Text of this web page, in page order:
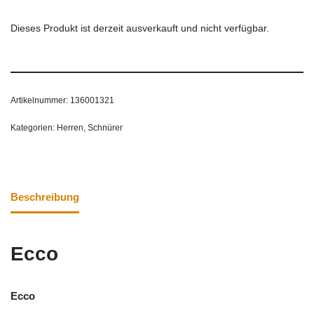
Dieses Produkt ist derzeit ausverkauft und nicht verfügbar.
Artikelnummer: 136001321
Kategorien: Herren Schnürer
Beschreibung
Ecco
Ecco